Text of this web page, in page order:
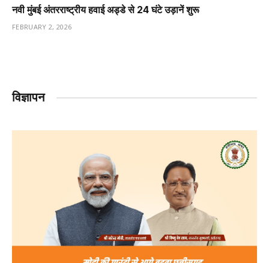
नवी मुंबई अंतरराष्ट्रीय हवाई अड्डे से 24 घंटे उड़ानें शुरू
FEBRUARY 2, 2026
विज्ञापन